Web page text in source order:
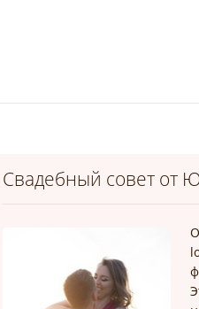
Свадебный совет от